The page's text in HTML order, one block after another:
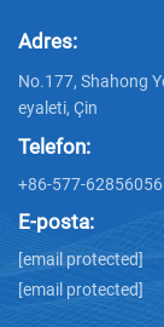
Adres:
No.177, Shahong
eyaleti, Çin
Telefon:
+86-577-62856056
E-posta:
[email protected]
[email protected]